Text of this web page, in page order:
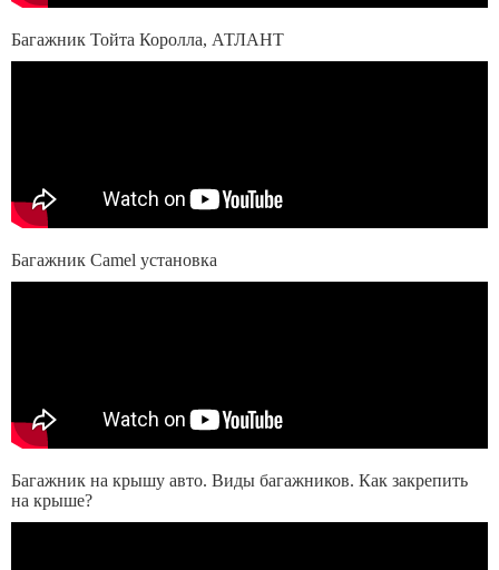
Багажник Тойта Королла, АТЛАНТ
Багажник Camel установка
Багажник на крышу авто. Виды багажников. Как закрепить
на крыше?